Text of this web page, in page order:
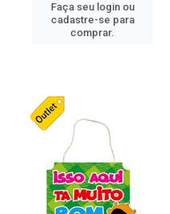
Faça seu login ou
cadastre-se para
comprar.